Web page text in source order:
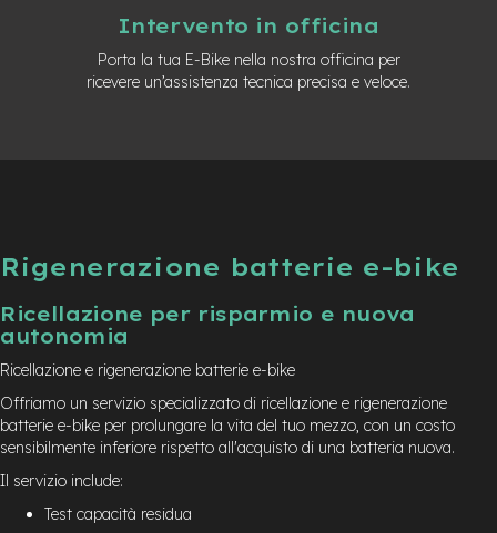
Intervento in officina
Porta la tua E-Bike nella nostra officina per
ricevere un’assistenza tecnica precisa e veloce.
Rigenerazione batterie e-bike
Ricellazione per risparmio e nuova
autonomia
Ricellazione e rigenerazione batterie e-bike
Offriamo un servizio specializzato di ricellazione e rigenerazione
batterie e-bike per prolungare la vita del tuo mezzo, con un costo
sensibilmente inferiore rispetto all'acquisto di una batteria nuova.
Il servizio include:
Test capacità residua